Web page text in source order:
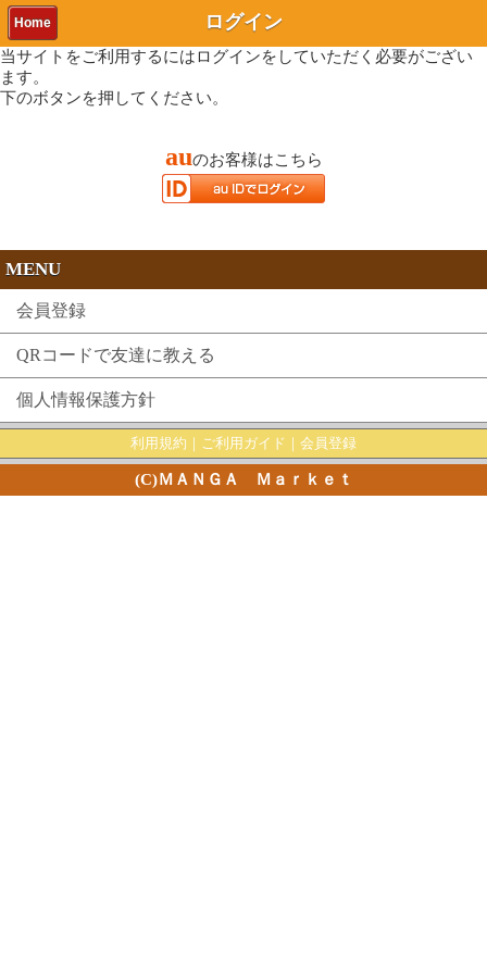
Home ログイン
当サイトをご利用するにはログインをしていただく必要がござい
ます。
下のボタンを押してください。
auのお客様はこちら
MENU
会員登録
QRコードで友達に教える
個人情報保護方針
利用規約 ｜ ご利用ガイド ｜ 会員登録
(C)ＭＡＮＧＡ Ｍａｒｋｅｔ